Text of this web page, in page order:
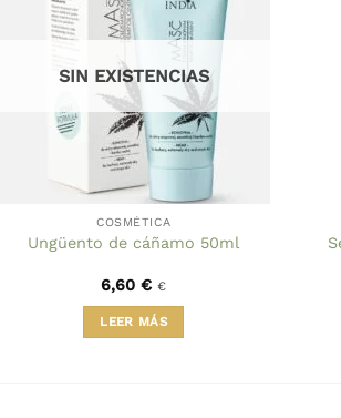
SIN EXISTENCIAS
COSMÉTICA
Ungüento de cáñamo 50ml
6,60€ €
LEER MÁS